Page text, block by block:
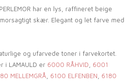
har en lys, raffineret beige
skær. Elegant og let farve med
og ufarvede toner i farvekortet.
i LAMAULD er 6000 RÅHVID
6001
MELLEMGRÅ 6100 ELFENBEN
6180